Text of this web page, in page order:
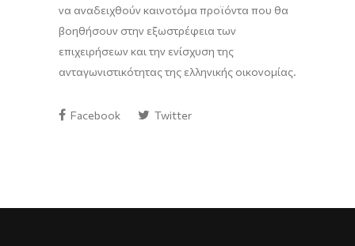
να αναδειχθούν καινοτόμα προϊόντα που θα
βοηθήσουν στην εξωστρέφεια των
επιχειρήσεων και την ενίσχυση της
ανταγωνιστικότητας της ελληνικής οικονομίας.
Facebook Twitter